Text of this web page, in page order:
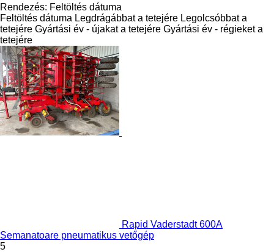
Rendezés: Feltöltés dátuma
Feltöltés dátuma Legdrágábbat a tetejére Legolcsóbbat a
tetejére Gyártási év - újakat a tetejére Gyártási év - régieket a
tetejére
Rapid Vaderstadt 600A
Semanatoare pneumatikus vetőgép
5